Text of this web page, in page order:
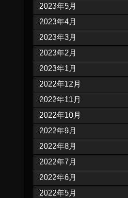
2023年5月
2023年4月
2023年3月
2023年2月
2023年1月
2022年12月
2022年11月
2022年10月
2022年9月
2022年8月
2022年7月
2022年6月
2022年5月